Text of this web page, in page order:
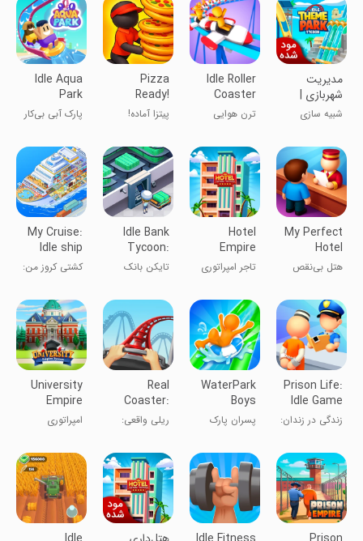
مدیریت
شهربازی |
نسخه مود
شبیه سازی
Idle Roller
Coaster
ترن هوایی
Pizza
Ready!
پیتزا آماده!
Idle Aqua
Park
پارک آبی بی‌کار
My Perfect
Hotel
هتل بی‌نقص
Hotel
Empire
Tycoon－
Idle Game
تاجر امپراتوری
بی‌پایان
Idle Bank
Tycoon:
Money
تایکن بانک
امپراطوری پول
My Cruise:
Idle ship
Tycoon
کشتی کروز من:
Prison Life:
Idle Game
زندگی در زندان:
WaterPark
Boys
پسران پارک
Real
Coaster:
Idle Tycoon
ریلی واقعی:
University
Empire
Tycoon －
Idle
امپراتوری
مدیریت